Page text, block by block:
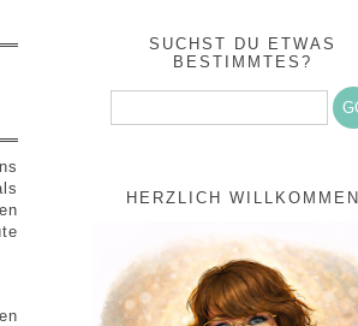
SUCHST DU ETWAS
BESTIMMTES?
HERZLICH WILLKOMMEN